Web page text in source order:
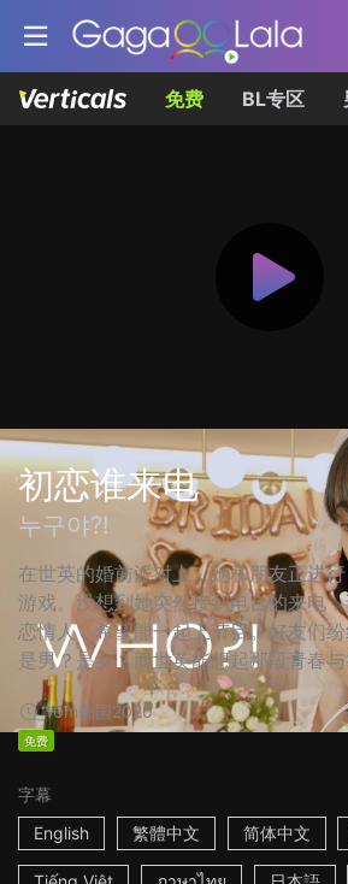
免费 BL专区
初恋谁来电
누구야?!
在世英的婚前派对上，她和朋友正进
游戏。没想到她突然接到电台的来电
恋情人，希望能一起上节目。好友们
是男？是女？而世英能想起那段青春
10m韩国2020
免费
字幕
English
繁體中文 简体中文